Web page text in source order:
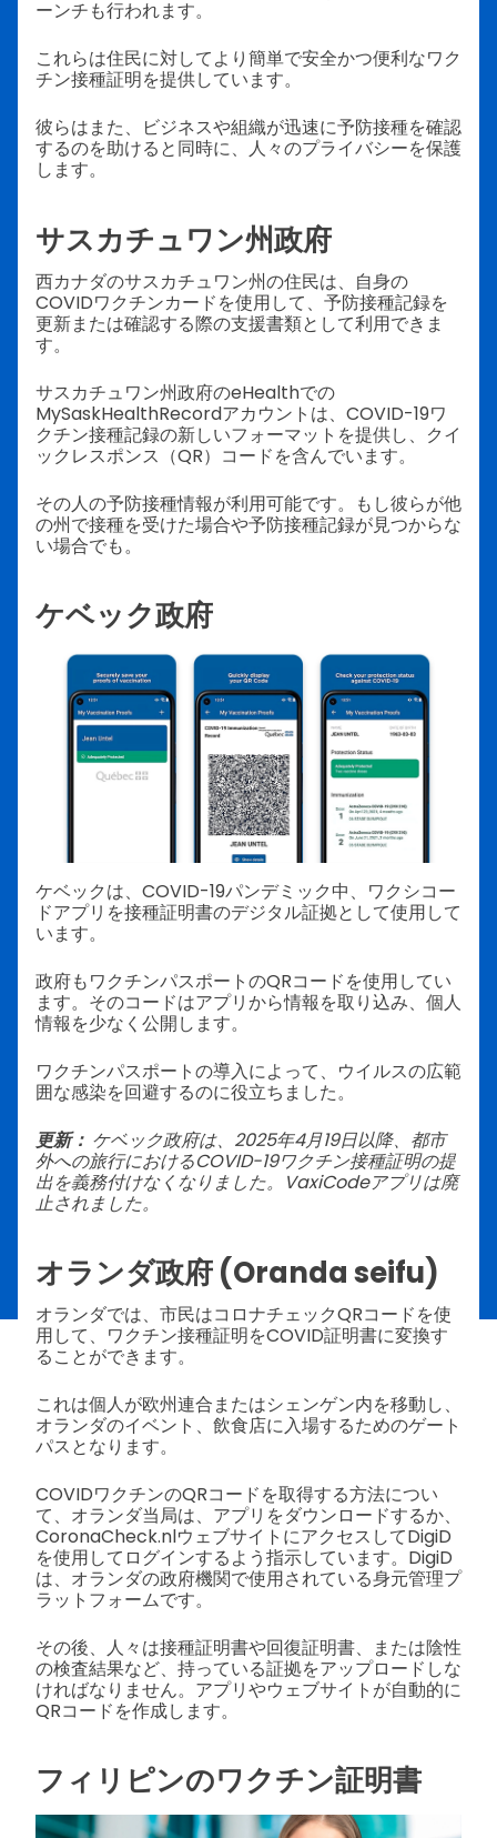
ーンチも行われます。
これらは住民に対してより簡単で安全かつ便利なワク
チン接種証明を提供しています。
彼らはまた、ビジネスや組織が迅速に予防接種を確認
するのを助けると同時に、人々のプライバシーを保護
します。
サスカチュワン州政府
西カナダのサスカチュワン州の住民は、自身の
COVIDワクチンカードを使用して、予防接種記録を
更新または確認する際の支援書類として利用できま
す。
サスカチュワン州政府のeHealthでの
MySaskHealthRecordアカウントは、COVID-19ワ
クチン接種記録の新しいフォーマットを提供し、クイ
ックレスポンス（QR）コードを含んでいます。
その人の予防接種情報が利用可能です。もし彼らが他
の州で接種を受けた場合や予防接種記録が見つからな
い場合でも。
ケベック政府
ケベックは、COVID-19パンデミック中、ワクシコー
ドアプリを接種証明書のデジタル証拠として使用して
います。
政府もワクチンパスポートのQRコードを使用してい
ます。そのコードはアプリから情報を取り込み、個人
情報を少なく公開します。
ワクチンパスポートの導入によって、ウイルスの広範
囲な感染を回避するのに役立ちました。
更新： ケベック政府は、2025年4月19日以降、都市
外への旅行におけるCOVID-19ワクチン接種証明の提
出を義務付けなくなりました。VaxiCodeアプリは廃
止されました。
オランダ政府 (Oranda seifu)
オランダでは、市民はコロナチェックQRコードを使
用して、ワクチン接種証明をCOVID証明書に変換す
ることができます。
これは個人が欧州連合またはシェンゲン内を移動し、
オランダのイベント、飲食店に入場するためのゲート
パスとなります。
COVIDワクチンのQRコードを取得する方法につい
て、オランダ当局は、アプリをダウンロードするか、
CoronaCheck.nlウェブサイトにアクセスしてDigiD
を使用してログインするよう指示しています。DigiD
は、オランダの政府機関で使用されている身元管理プ
ラットフォームです。
その後、人々は接種証明書や回復証明書、または陰性
の検査結果など、持っている証拠をアップロードしな
ければなりません。アプリやウェブサイトが自動的に
QRコードを作成します。
フィリピンのワクチン証明書